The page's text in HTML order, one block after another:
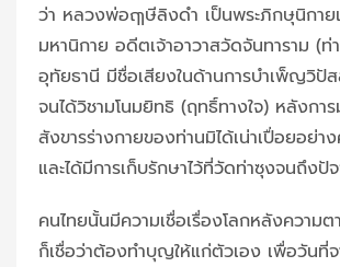
ว่า หลวงพ่อฤๅษีลิงดำ เป็นพระภิกษุนิกาย
มหานิกาย อดีตเจ้าอาวาสวัดจันทาราม (
อุทัยธานี มีชื่อเสียงในด้านการบำเพ็ญวิปั
จนได้วิชามโนมยิทธิ (ฤทธิ์ทางใจ) หลังก
สังขารร่างกายของท่านมิได้เน่าเปื่อยอย่
และได้มีการเก็บรักษาไว้ที่วัดท่าซุงจนถึงปั
คนไทยนั้นมีความเชื่อเรื่องโลกหลังความ
ก็เชื่อว่าต้องทำบุญให้แก่ตัวเอง เพื่อวันที่จ